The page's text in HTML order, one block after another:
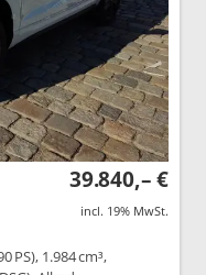
39.840,– €
incl. 19% MwSt.
PS), 1.984 cm³,